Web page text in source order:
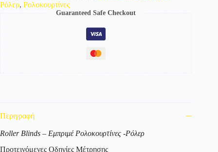
με
Ρόλερ, Ρολοκουρτίνες
Guaranteed Safe Checkout
Περιγραφή
Roller Blinds – Εμπριμέ Ρολοκουρτίνες -Ρόλερ
Προτεινόμενες Οδηγίες Μέτρησης